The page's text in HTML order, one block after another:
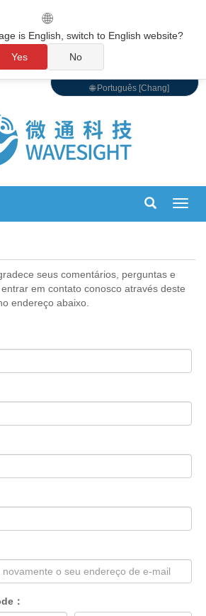
🌐 Português [Chang]
seus comentários, perguntas e
em contato conosco através deste
endereço abaixo.
：
🌐
is English, switch to English website?
Yes
No